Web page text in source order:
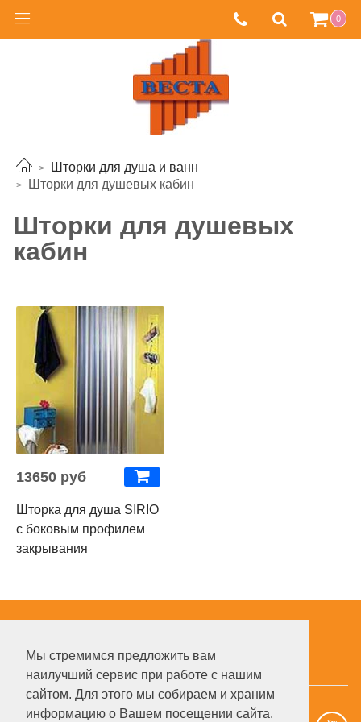
Мы стремимся предложить вам
наилучший сервис при работе с нашим
сайтом. Для этого мы собираем и храним
информацию о Вашем посещении сайта.
0
Шторки для душа и ванн
Шторки для душевых кабин
Шторки для душевых
кабин
13650 руб
Шторка для душа SIRIO
с боковым профилем
закрывания
Услуги и цены в Москве